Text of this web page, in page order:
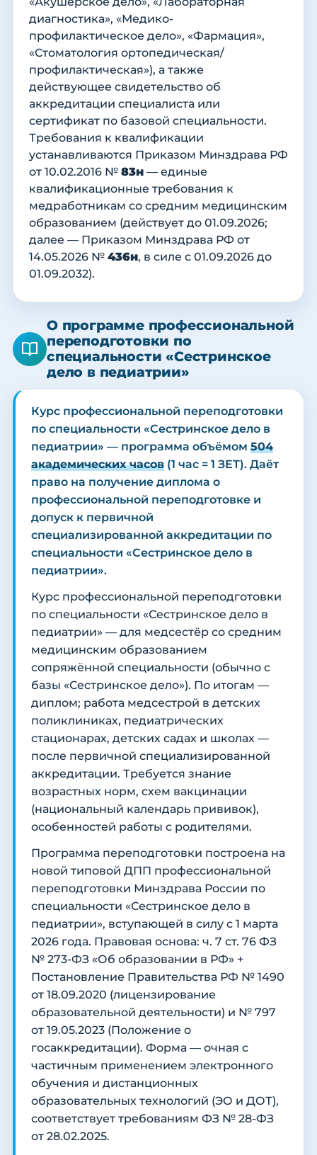
диагностика», «Медико-
профилактическое дело», «Фармация»,
«Стоматология ортопедическая/
профилактическая»), а также
действующее свидетельство об
аккредитации специалиста или
сертификат по базовой специальности.
Требования к квалификации
устанавливаются Приказом Минздрава РФ
от 10.02.2016 № 83н — единые
квалификационные требования к
медработникам со средним медицинским
образованием (действует до 01.09.2026;
далее — Приказом Минздрава РФ от
14.05.2026 № 436н, в силе с 01.09.2026 до
01.09.2032).
О программе профессиональной
переподготовки по
специальности «Сестринское
дело в педиатрии»
Курс профессиональной переподготовки
по специальности «Сестринское дело в
педиатрии» — программа объёмом 504
академических часов (1 час = 1 ЗЕТ). Даёт
право на получение диплома о
профессиональной переподготовке и
допуск к первичной
специализированной аккредитации по
специальности «Сестринское дело в
педиатрии».
Курс профессиональной переподготовки
по специальности «Сестринское дело в
педиатрии» — для медсестёр со средним
медицинским образованием
сопряжённой специальности (обычно с
базы «Сестринское дело»). По итогам —
диплом; работа медсестрой в детских
поликлиниках, педиатрических
стационарах, детских садах и школах —
после первичной специализированной
аккредитации. Требуется знание
возрастных норм, схем вакцинации
(национальный календарь прививок),
особенностей работы с родителями.
Программа переподготовки построена на
новой типовой ДПП профессиональной
переподготовки Минздрава России по
специальности «Сестринское дело в
педиатрии», вступающей в силу с 1 марта
2026 года. Правовая основа: ч. 7 ст. 76 ФЗ
№ 273-ФЗ «Об образовании в РФ» +
Постановление Правительства РФ № 1490
от 18.09.2020 (лицензирование
образовательной деятельности) и № 797
от 19.05.2023 (Положение о
госаккредитации). Форма — очная с
частичным применением электронного
обучения и дистанционных
образовательных технологий (ЭО и ДОТ),
соответствует требованиям ФЗ № 28-ФЗ
от 28.02.2025.